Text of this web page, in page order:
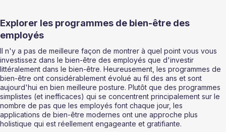
Explorer les programmes de bien-être des
employés
Il n'y a pas de meilleure façon de montrer à quel point vous vous
investissez dans le bien-être des employés que d'investir
littéralement dans le bien-être. Heureusement, les programmes de
bien-être ont considérablement évolué au fil des ans et sont
aujourd'hui en bien meilleure posture. Plutôt que des programmes
simplistes (et inefficaces) qui se concentrent principalement sur le
nombre de pas que les employés font chaque jour, les
applications de bien-être modernes ont une approche plus
holistique qui est réellement engageante et gratifiante.